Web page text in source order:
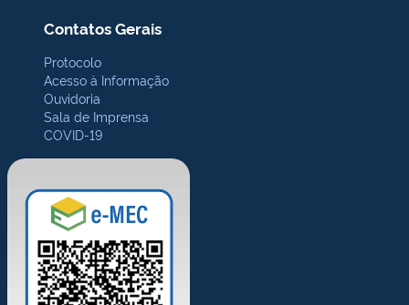
Contatos Gerais
Protocolo
Acesso à Informação
Ouvidoria
Sala de Imprensa
COVID-19